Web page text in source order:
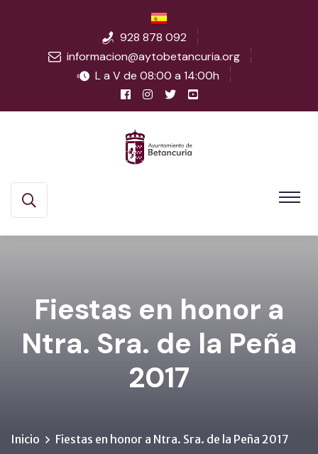
928 878 092
informacion@aytobetancuria.org
L a V de 08:00 a 14:00h
Fiestas en honor a
Ntra. Sra. de la Peña
2017
Inicio Fiestas en honor a Ntra. Sra. de la Peña 2017